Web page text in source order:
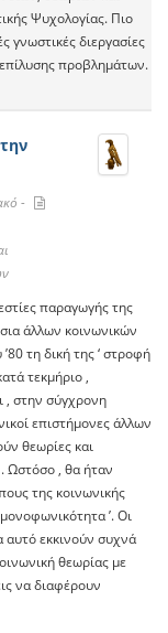
Ψυχολογίας. Πιο
γνωστικές διεργασίες
προβλημάτων.
-
παραγωγής της
άλλων κοινωνικών
τη δική της ‘ στροφή
τεκμήριο ,
, στην σύγχρονη
επιστήμονες άλλων
θεωρίες και
Ωστόσο , θα ήταν
της κοινωνικής
’. Οι
αυτό εκκινούν συχνά
θεωρίας με
να διαφέρουν